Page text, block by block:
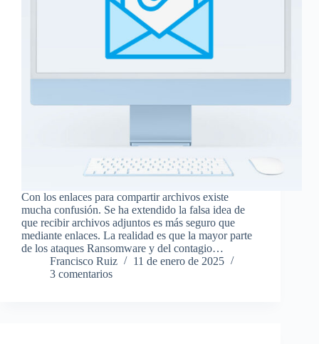
Con los enlaces para compartir archivos existe
mucha confusión. Se ha extendido la falsa idea de
que recibir archivos adjuntos es más seguro que
mediante enlaces. La realidad es que la mayor parte
de los ataques Ransomware y del contagio…
Francisco Ruiz
11 de enero de 2025
3 comentarios